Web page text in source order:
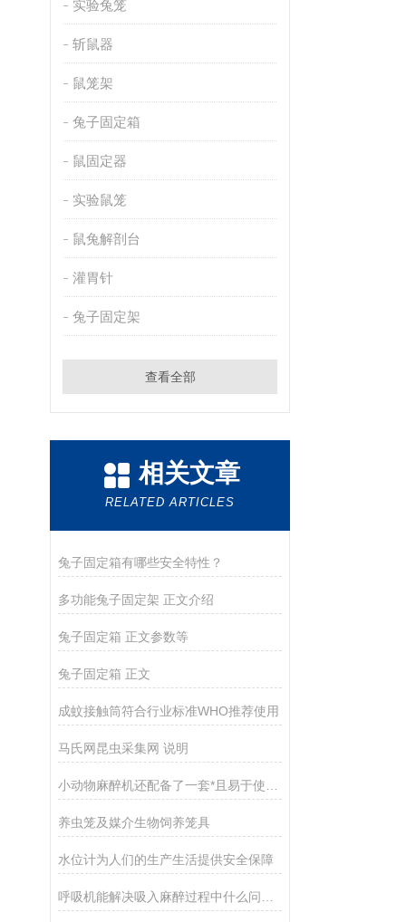
实验兔笼
斩鼠器
鼠笼架
兔子固定箱
鼠固定器
实验鼠笼
鼠兔解剖台
灌胃针
兔子固定架
查看全部
相关文章
RELATED ARTICLES
兔子固定箱有哪些安全特性？
多功能兔子固定架 正文介绍
兔子固定箱 正文参数等
兔子固定箱 正文
成蚊接触筒符合行业标准WHO推荐使用
马氏网昆虫采集网 说明
养虫笼及媒介生物饲养笼具
水位计为人们的生产生活提供安全保障